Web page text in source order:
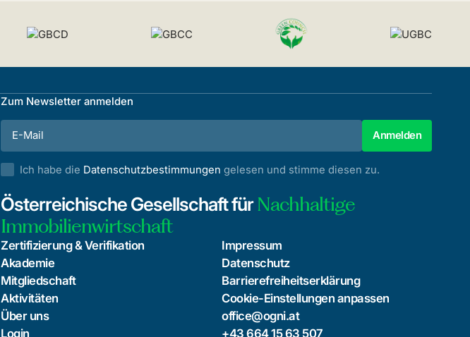
Zum Newsletter anmelden
Ich habe die Datenschutzbestimmungen gelesen und stimme diesen zu.
Österreichische Gesellschaft fürNachhaltige
Immobilienwirtschaft
Zertifizierung & Verifikation
Akademie
Mitgliedschaft
Aktivitäten
Über uns
Login
Impressum
Datenschutz
Barrierefreiheitserklärung
Cookie-Einstellungen anpassen
office@ogni.at
+43 664 15 63 507